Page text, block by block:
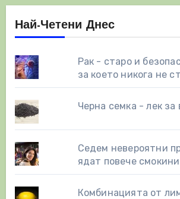
Най-Четени Днес
Рак - старо и
за което никога не
Черна семка - лек за
Седем невероятни
ядат повече смокини
Комбинацията от